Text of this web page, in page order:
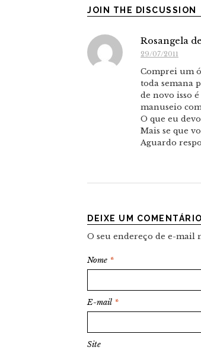
JOIN THE DISCUSSION
Rosangela
29/07/2011
Comprei um
toda semana
de novo isso
manuseio
O que eu
Mais se que
Aguardo
DEIXE UM COMENTÁRIO
O seu endereço de e-mail
Nome *
E-mail *
Site